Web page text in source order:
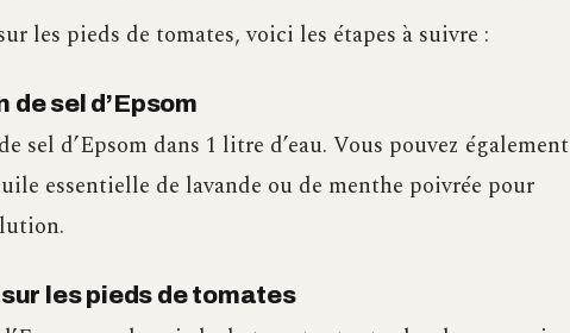
les pieds de tomates, voici les étapes à suivre :
de sel d’Epsom
sel d’Epsom dans 1 litre d’eau. Vous pouvez également
essentielle de lavande ou de menthe poivrée pour
les pieds de tomates